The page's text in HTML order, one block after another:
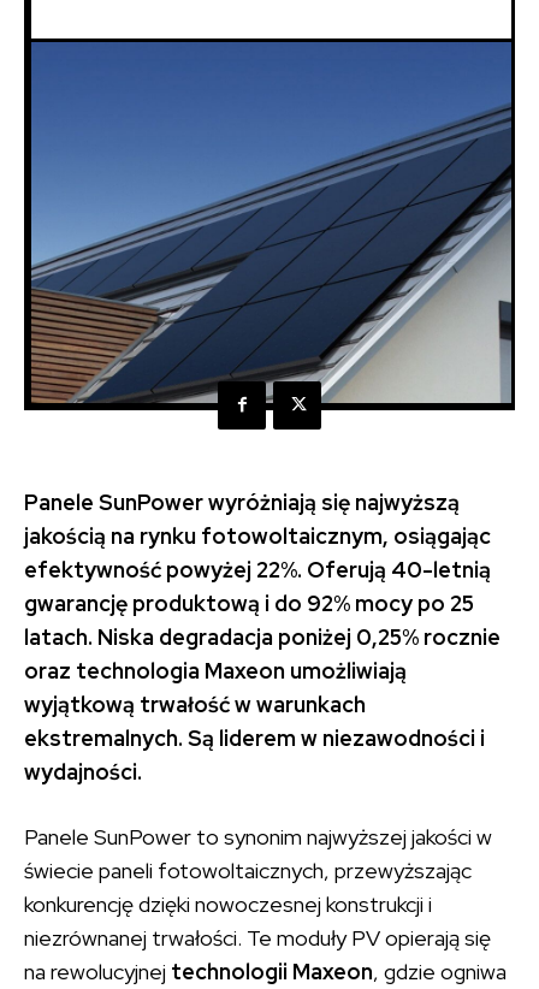
Panele SunPower wyróżniają się najwyższą
jakością na rynku fotowoltaicznym, osiągając
efektywność powyżej 22%. Oferują 40-letnią
gwarancję produktową i do 92% mocy po 25
latach. Niska degradacja poniżej 0,25% rocznie
oraz technologia Maxeon umożliwiają
wyjątkową trwałość w warunkach
ekstremalnych. Są liderem w niezawodności i
wydajności.
Panele SunPower to synonim najwyższej jakości w
świecie paneli fotowoltaicznych, przewyższając
konkurencję dzięki nowoczesnej konstrukcji i
niezrównanej trwałości. Te moduły PV opierają się
na rewolucyjnej technologii Maxeon, gdzie ogniwa